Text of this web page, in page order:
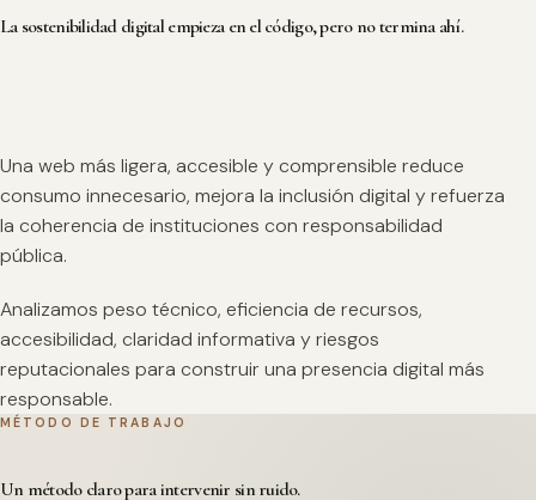
La sostenibilidad digital empieza en el código, pero no termina ahí.
Una web más ligera, accesible y comprensible reduce
consumo innecesario, mejora la inclusión digital y refuerza
la coherencia de instituciones con responsabilidad
pública.
Analizamos peso técnico, eficiencia de recursos,
accesibilidad, claridad informativa y riesgos
reputacionales para construir una presencia digital más
responsable.
MÉTODO DE TRABAJO
Un método claro para intervenir sin ruido.